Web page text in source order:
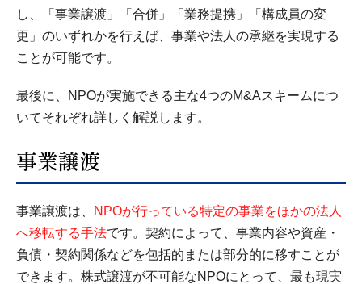
し、「事業譲渡」「合併」「業務提携」「構成員の変
更」のいずれかを行えば、事業や法人の承継を実現する
ことが可能です。
最後に、NPOが実施できる主な4つのM&Aスキームにつ
いてそれぞれ詳しく解説します。
事業譲渡
事業譲渡は、
NPOが行っている特定の事業をほかの法人
へ移転する手法です。契約によって、事業内容や資産・
負債・契約関係などを包括的または部分的に移すことが
できます。株式譲渡が不可能なNPOにとって、最も現実